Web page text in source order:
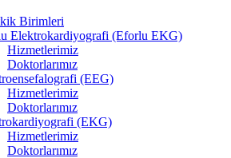
Birimleri
Elektrokardiyografi (Eforlu EKG)
Hizmetlerimiz
Doktorlarımız
(EEG)
Hizmetlerimiz
Doktorlarımız
(EKG)
Hizmetlerimiz
Doktorlarımız